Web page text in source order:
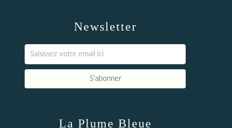
Newsletter
La Plume Bleue